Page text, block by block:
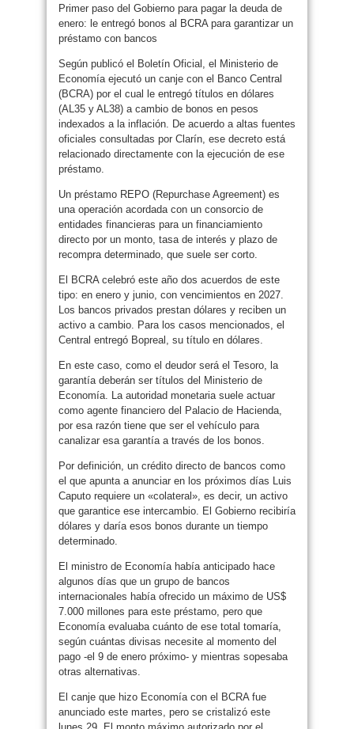
Primer paso del Gobierno para pagar la deuda de
enero: le entregó bonos al BCRA para garantizar un
préstamo con bancos
Según publicó el Boletín Oficial, el Ministerio de
Economía ejecutó un canje con el Banco Central
(BCRA) por el cual le entregó títulos en dólares
(AL35 y AL38) a cambio de bonos en pesos
indexados a la inflación. De acuerdo a altas fuentes
oficiales consultadas por Clarín, ese decreto está
relacionado directamente con la ejecución de ese
préstamo.
Un préstamo REPO (Repurchase Agreement) es
una operación acordada con un consorcio de
entidades financieras para un financiamiento
directo por un monto, tasa de interés y plazo de
recompra determinado, que suele ser corto.
El BCRA celebró este año dos acuerdos de este
tipo: en enero y junio, con vencimientos en 2027.
Los bancos privados prestan dólares y reciben un
activo a cambio. Para los casos mencionados, el
Central entregó Bopreal, su título en dólares.
En este caso, como el deudor será el Tesoro, la
garantía deberán ser títulos del Ministerio de
Economía. La autoridad monetaria suele actuar
como agente financiero del Palacio de Hacienda,
por esa razón tiene que ser el vehículo para
canalizar esa garantía a través de los bonos.
Por definición, un crédito directo de bancos como
el que apunta a anunciar en los próximos días Luis
Caputo requiere un «colateral», es decir, un activo
que garantice ese intercambio. El Gobierno recibiría
dólares y daría esos bonos durante un tiempo
determinado.
El ministro de Economía había anticipado hace
algunos días que un grupo de bancos
internacionales había ofrecido un máximo de US$
7.000 millones para este préstamo, pero que
Economía evaluaba cuánto de ese total tomaría,
según cuántas divisas necesite al momento del
pago -el 9 de enero próximo- y mientras sopesaba
otras alternativas.
El canje que hizo Economía con el BCRA fue
anunciado este martes, pero se cristalizó este